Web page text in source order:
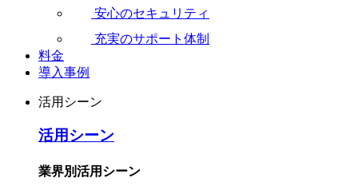
安心のセキュリティ
充実のサポート体制
料金
導入事例
活用シーン
活用シーン
業界別活用シーン